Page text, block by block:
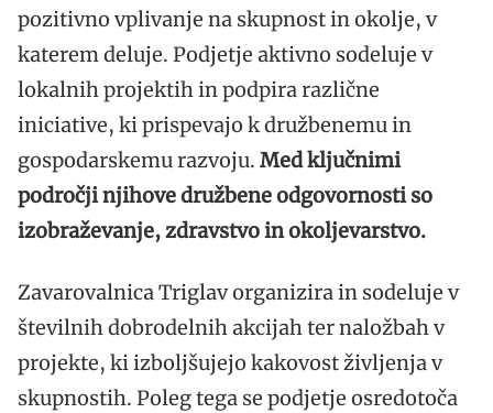
pozitivno vplivanje na skupnost in okolje, v
katerem deluje. Podjetje aktivno sodeluje v
lokalnih projektih in podpira različne
iniciative, ki prispevajo k družbenemu in
gospodarskemu razvoju. Med ključnimi
področji njihove družbene odgovornosti so
izobraževanje, zdravstvo in okoljevarstvo.
Zavarovalnica Triglav organizira in sodeluje v
številnih dobrodelnih akcijah ter naložbah v
projekte, ki izboljšujejo kakovost življenja v
skupnostih. Poleg tega se podjetje osredotoča